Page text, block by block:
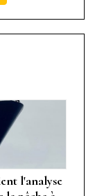
l'analyse